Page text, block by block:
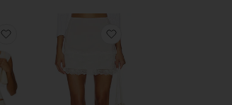
STEVIE 42
избранноеТОП INDI